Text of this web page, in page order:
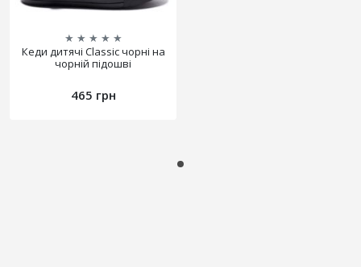
★ ★ ★ ★ ★
Кеди дитячі Classic чорні на
чорній підошві
465 грн